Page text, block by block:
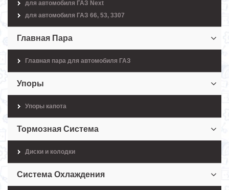
для автомобиля ГАЗ Next
для автомобиля ГАЗ 66, 53, 3307
Главная Пара
Главная пара для автомобиля ГАЗ
Упоры
Упоры капота
Тормозная Система
Диски и колодки
Система Охлаждения